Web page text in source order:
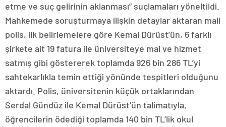
etme ve suç gelirinin aklanması” suçlamaları yöneltildi.
Mahkemede soruşturmaya ilişkin detaylar aktaran mali
polis, ilk belirlemelere göre Kemal Dürüst’ün, 6 farklı
şirkete ait 19 fatura ile üniversiteye mal ve hizmet
satmış gibi göstererek toplamda 926 bin 286 TL’yi
sahtekarlıkla temin ettiği yönünde tespitleri olduğunu
aktardı. Polis, üniversitenin küçük ortaklarından
Serdal Gündüz ile Kemal Dürüst’ün talimatıyla,
öğrencilerin ödediği toplamda 140 bin TL’lik okul